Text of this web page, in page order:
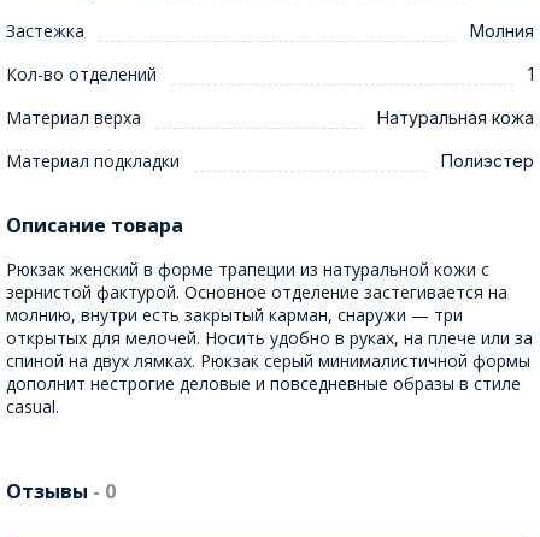
Застежка Молния
Кол-во отделений 1
Материал верха Натуральная кожа
Материал подкладки Полиэстер
Описание товара
Рюкзак женский в форме трапеции из натуральной кожи с
зернистой фактурой. Основное отделение застегивается на
молнию, внутри есть закрытый карман, снаружи — три
открытых для мелочей. Носить удобно в руках, на плече или за
спиной на двух лямках. Рюкзак серый минималистичной формы
дополнит нестрогие деловые и повседневные образы в стиле
casual.
Отзывы - 0